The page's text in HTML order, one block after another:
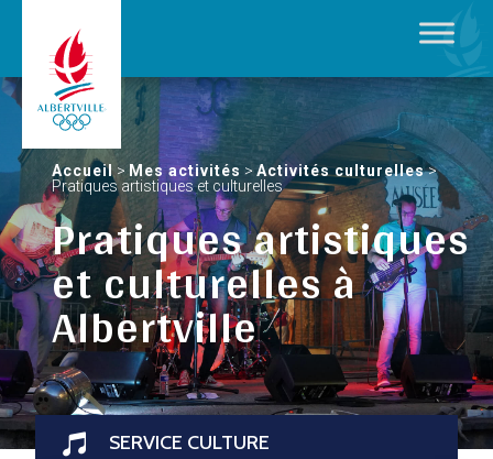
Accueil > Mes activités> Activités culturelles>
Pratiques artistiques et culturelles
Pratiques artistiques
et culturelles à
Albertville
 SERVICE CULTURE